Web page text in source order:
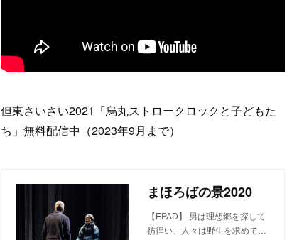
但東さいさい2021「烏丸ストロークロックと子どもた
ち」無料配信中（2023年9月まで）
まほろばの景2020
【EPAD】 男は理想郷を探して
彷徨い、人々は野生を求めて…